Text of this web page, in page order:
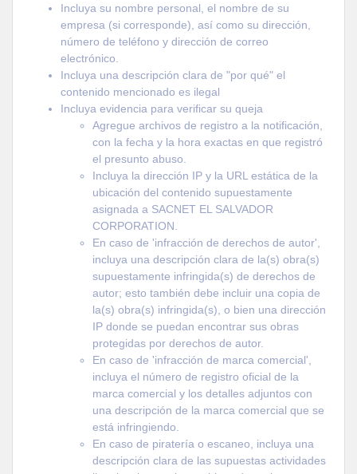
Incluya su nombre personal, el nombre de su
empresa (si corresponde), así como su dirección,
número de teléfono y dirección de correo
electrónico.
Incluya una descripción clara de "por qué" el
contenido mencionado es ilegal
Incluya evidencia para verificar su queja
Agregue archivos de registro a la notificación,
con la fecha y la hora exactas en que registró
el presunto abuso.
Incluya la dirección IP y la URL estática de la
ubicación del contenido supuestamente
asignada a SACNET EL SALVADOR
CORPORATION.
En caso de 'infracción de derechos de autor',
incluya una descripción clara de la(s) obra(s)
supuestamente infringida(s) de derechos de
autor; esto también debe incluir una copia de
la(s) obra(s) infringida(s), o bien una dirección
IP donde se puedan encontrar sus obras
protegidas por derechos de autor.
En caso de 'infracción de marca comercial',
incluya el número de registro oficial de la
marca comercial y los detalles adjuntos con
una descripción de la marca comercial que se
está infringiendo.
En caso de piratería o escaneo, incluya una
descripción clara de las supuestas actividades